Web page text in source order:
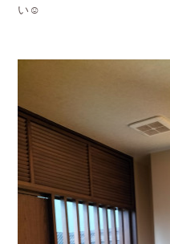
い☺️